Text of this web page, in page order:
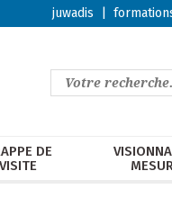
juwadis
DE
VISITE